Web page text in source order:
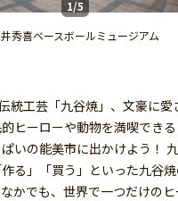
1/5
秀喜ベースボールミュージアム
統工芸「九谷焼」、文豪に愛
的ヒーローや動物を満喫でき
いの能美市に出かけよう！
作る」「買う」といった九谷
かでも、世界で一つだけの